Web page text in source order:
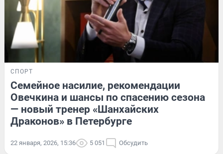
СПОРТ
Семейное насилие, рекомендации
Овечкина и шансы по спасению сезона
— новый тренер «Шанхайских
Драконов» в Петербурге
22 января, 2026, 15:36 5 051 Обсудить